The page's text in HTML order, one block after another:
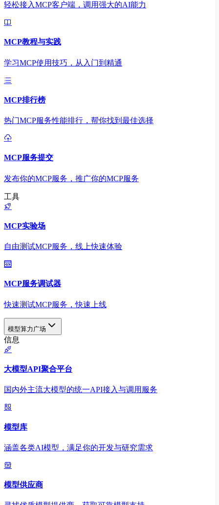
轻松接入MCP客户端，调用强大的AI能力
MCP教程与实践
学习MCP使用技巧，从入门到精通
MCP排行榜
热门MCP服务性能排行，帮你找到最佳选择
MCP服务提交
发布你的MCP服务，推广你的MCP服务
工具
MCP实验场
自由测试MCP服务，线上快速体验
MCP服务调试器
快速测试MCP服务，快速上线
模型算力广场
信息
大模型API聚合平台
国内外主流大模型的统一API接入与调用服务
模型库
涵盖各类AI模型，满足你的开发与研究需求
模型供应商